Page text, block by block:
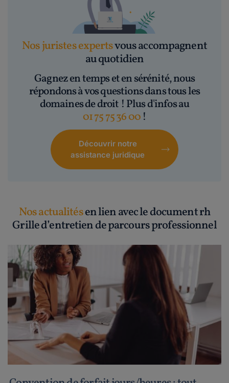
Nos juristes expertsvous accompagnent
au quotidien
Gagnez en temps et en sérénité, nous
répondons à vos questions dans tous les
domaines de droit ! Plus d'infos au
01 75 75 36 00 !
Découvrir notre
assistance juridique
Nos actualitésen lien avec le document rh
Grille d’entretien de parcours professionnel